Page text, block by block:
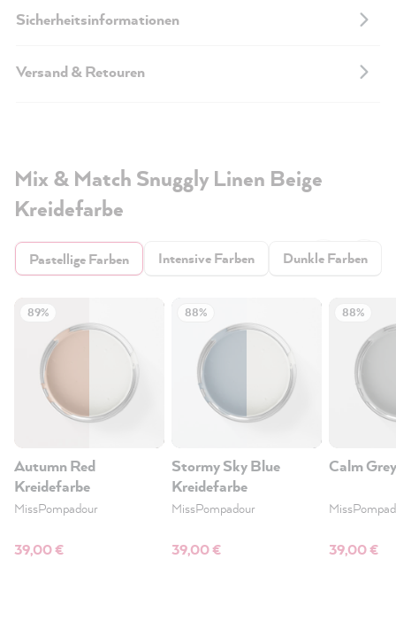
Sicherheitsinformationen
Versand & Retouren
Mix & Match Snuggly Linen Beige
Kreidefarbe
Pastellige Farben Intensive Farben Dunkle Farben
89%
Autumn Red
Kreidefarbe
MissPompadour
39,00 €
88%
Stormy Sky Blue
Kreidefarbe
MissPompadour
39,00 €
88%
Calm
39,00 €